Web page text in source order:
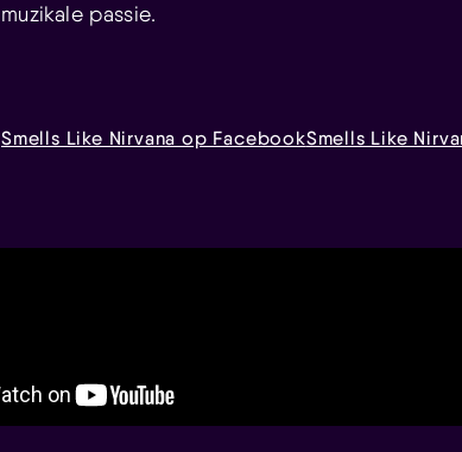
muzikale passie.
Smells Like Nirvana op FacebookSmells Like